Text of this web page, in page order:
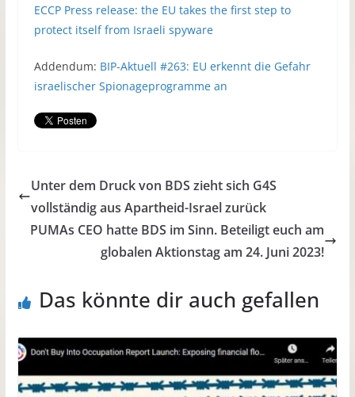
ECCP Press release: the EU takes the first step to
protect itself from Israeli spyware
Addendum: BIP-Aktuell #263: EU erkennt die Gefahr
israelischer Spionageprogramme an
Unter dem Druck von BDS zieht sich G4S
vollständig aus Apartheid-Israel zurück
PUMAs CEO hatte BDS im Sinn. Beteiligt euch am
globalen Aktionstag am 24. Juni 2023!
Das könnte dir auch gefallen